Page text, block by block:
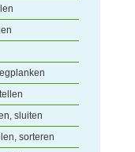
sluiten
sorteren